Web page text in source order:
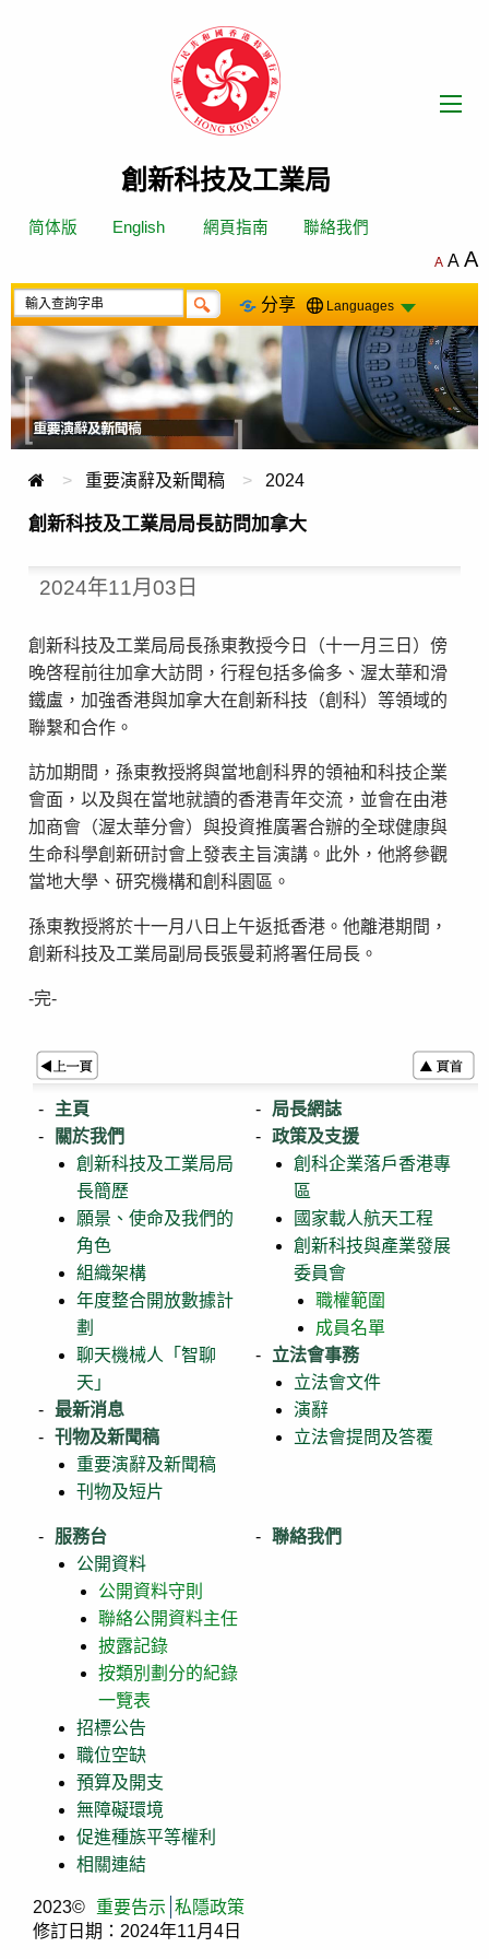
創新科技及工業局
简体版 English 網頁指南 聯絡我們
A A A
分享 Languages
重要演辭及新聞稿 2024
創新科技及工業局局長訪問加拿大
2024年11月03日
創新科技及工業局局長孫東教授今日（十一月三日）傍
晚啓程前往加拿大訪問，行程包括多倫多、渥太華和滑
鐵盧，加強香港與加拿大在創新科技（創科）等領域的
聯繫和合作。
訪加期間，孫東教授將與當地創科界的領袖和科技企業
會面，以及與在當地就讀的香港青年交流，並會在由港
加商會（渥太華分會）與投資推廣署合辦的全球健康與
生命科學創新研討會上發表主旨演講。此外，他將參觀
當地大學、研究機構和創科園區。
孫東教授將於十一月八日上午返抵香港。他離港期間，
創新科技及工業局副局長張曼莉將署任局長。
-完-
主頁
關於我們
創新科技及工業局局
長簡歷
願景、使命及我們的
角色
組織架構
年度整合開放數據計
劃
聊天機械人「智聊
天」
最新消息
刊物及新聞稿
重要演辭及新聞稿
刊物及短片
局長網誌
政策及支援
創科企業落戶香港專
區
國家載人航天工程
創新科技與產業發展
委員會
職權範圍
成員名單
立法會事務
立法會文件
演辭
立法會提問及答覆
服務台
公開資料
公開資料守則
聯絡公開資料主任
披露記錄
按類別劃分的紀錄
一覽表
招標公告
職位空缺
預算及開支
無障礙環境
促進種族平等權利
相關連結
聯絡我們
2023© 重要告示 私隱政策
修訂日期：2024年11月4日